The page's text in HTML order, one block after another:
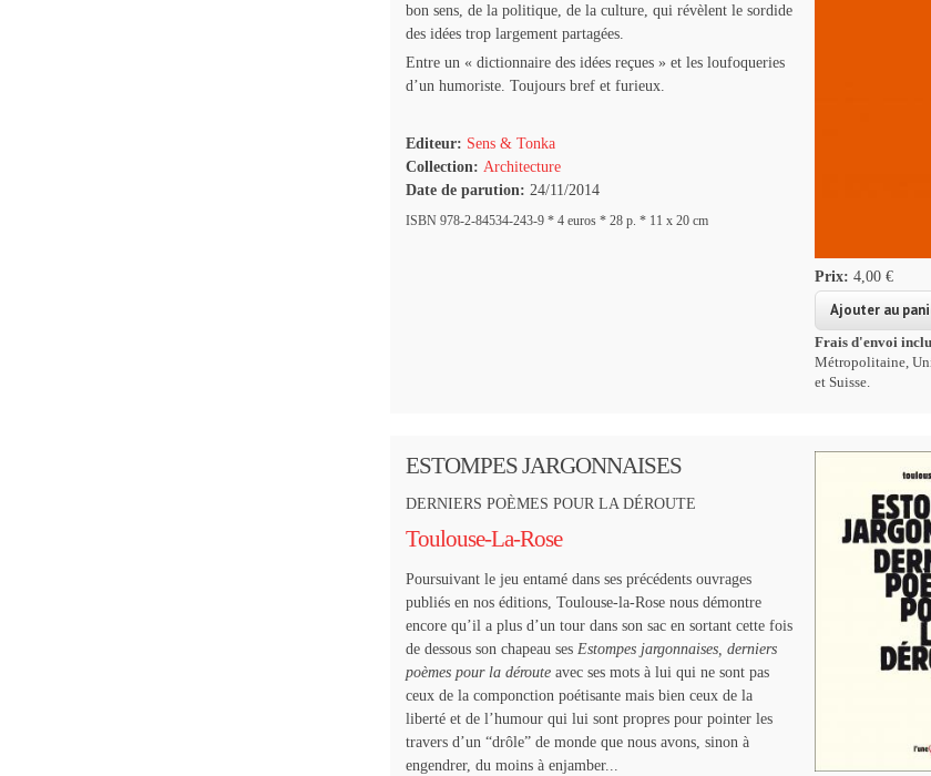
bon sens, de la politique, de la culture, qui révèlent le sordide
des idées trop largement partagées.
Entre un « dictionnaire des idées reçues » et les loufoqueries
d’un humoriste. Toujours bref et furieux.
Editeur: Sens & Tonka
Collection: Architecture
Date de parution: 24/11/2014
ISBN 978-2-84534-243-9 * 4 euros * 28 p. * 11 x 20 cm
Prix:4,00 €
Frais d'envoi
Métropolitaine,
et Suisse.
ESTOMPES JARGONNAISES
DERNIERS POÈMES POUR LA DÉROUTE
Toulouse-La-Rose
Poursuivant le jeu entamé dans ses précédents ouvrages
publiés en nos éditions, Toulouse-la-Rose nous démontre
encore qu’il a plus d’un tour dans son sac en sortant cette fois
de dessous son chapeau ses Estompes jargonnaises, derniers
poèmes pour la déroute avec ses mots à lui qui ne sont pas
ceux de la componction poétisante mais bien ceux de la
liberté et de l’humour qui lui sont propres pour pointer les
travers d’un “drôle” de monde que nous avons, sinon à
engendrer, du moins à enjamber...